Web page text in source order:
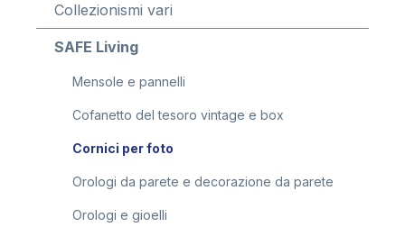
Collezionismi vari
SAFE Living
Mensole e pannelli
Cofanetto del tesoro vintage e box
Cornici per foto
Orologi da parete e decorazione da parete
Orologi e gioelli